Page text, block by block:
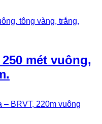
mét vuông,